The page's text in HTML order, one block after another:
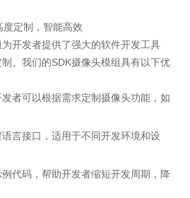
定制，智能高效
开发者提供了强大的软件开发工具
。我们的SDK摄像头模组具有以下优
者可以根据需求定制摄像头功能，如
言接口，适用于不同开发环境和设
代码，帮助开发者缩短开发周期，降